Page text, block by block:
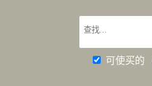
可使买的